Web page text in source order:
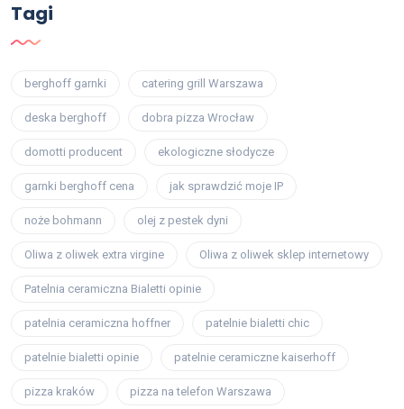
Tagi
berghoff garnki catering grill Warszawa
deska berghoff dobra pizza Wrocław
domotti producent ekologiczne słodycze
garnki berghoff cena jak sprawdzić moje IP
noże bohmann olej z pestek dyni
Oliwa z oliwek extra virgine Oliwa z oliwek sklep internetowy
Patelnia ceramiczna Bialetti opinie
patelnia ceramiczna hoffner patelnie bialetti chic
patelnie bialetti opinie patelnie ceramiczne kaiserhoff
pizza kraków pizza na telefon Warszawa